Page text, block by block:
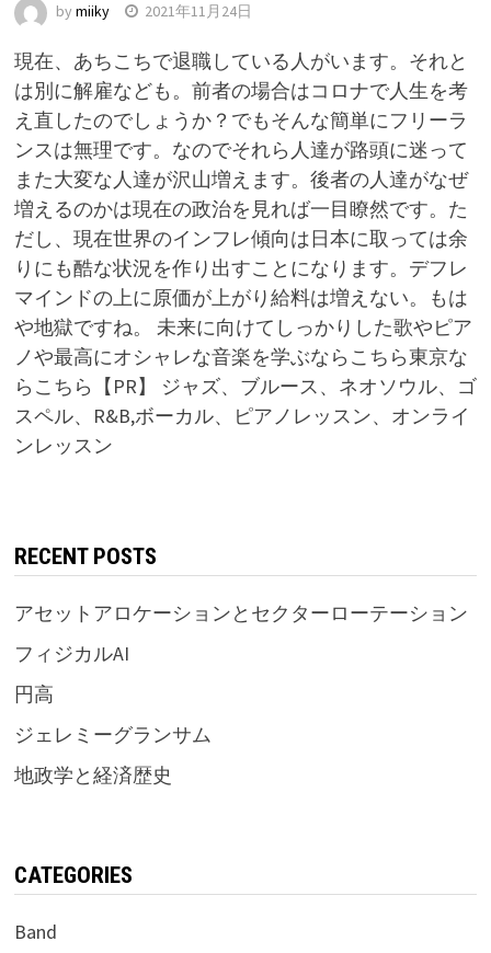
by miiky 2021年11月24日
現在、あちこちで退職している人がいます。それと
は別に解雇なども。前者の場合はコロナで人生を考
え直したのでしょうか？でもそんな簡単にフリーラ
ンスは無理です。なのでそれら人達が路頭に迷って
また大変な人達が沢山増えます。後者の人達がなぜ
増えるのかは現在の政治を見れば一目瞭然です。た
だし、現在世界のインフレ傾向は日本に取っては余
りにも酷な状況を作り出すことになります。デフレ
マインドの上に原価が上がり給料は増えない。もは
や地獄ですね。 未来に向けてしっかりした歌やピア
ノや最高にオシャレな音楽を学ぶならこちら東京な
らこちら【PR】 ジャズ、ブルース、ネオソウル、ゴ
スペル、R&B,ボーカル、ピアノレッスン、オンライ
ンレッスン
RECENT POSTS
アセットアロケーションとセクターローテーション
フィジカルAI
円高
ジェレミーグランサム
地政学と経済歴史
CATEGORIES
Band